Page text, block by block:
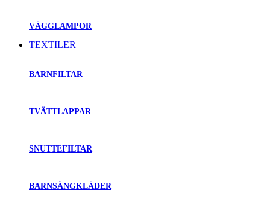
VÄGGLAMPOR
TEXTILER
BARNFILTAR
TVÄTTLAPPAR
SNUTTEFILTAR
BARNSÄNGKLÄDER